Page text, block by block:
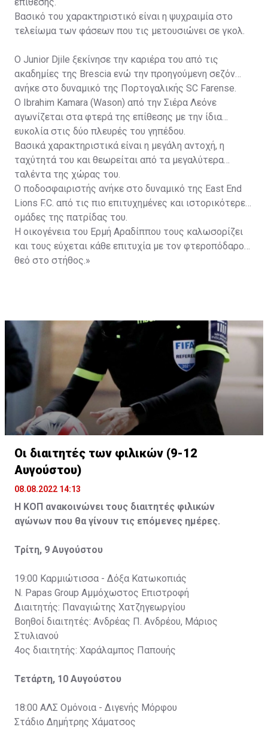
Βασικό του χαρακτηριστικό είναι η ψυχραιμία στο
τελείωμα των φάσεων που τις μετουσιώνει σε γκολ.
Ο Junior Djile ξεκίνησε την καριέρα του από τις
ακαδημίες της Brescia ενώ την προηγούμενη σεζόν
ανήκε στο δυναμικό της Πορτογαλικής SC Farense.
Ο Ibrahim Kamara (Wason) από την Σιέρα Λεόνε
αγωνίζεται στα φτερά της επίθεσης με την ίδια
ευκολία στις δύο πλευρές του γηπέδου.
Βασικά χαρακτηριστικά είναι η μεγάλη αντοχή, η
ταχύτητά του και θεωρείται από τα μεγαλύτερα
ταλέντα της χώρας του.
Ο ποδοσφαιριστής ανήκε στο δυναμικό της East End
Lions F.C. από τις πιο επιτυχημένες και ιστορικότερες
ομάδες της πατρίδας του.
Η οικογένεια του Ερμή Αραδίππου τους καλωσορίζει
και τους εύχεται κάθε επιτυχία με τον φτεροπόδαρο
θεό στο στήθος.»
Οι διαιτητές των φιλικών (9-12
Αυγούστου)
08.08.2022 14:13
Η ΚΟΠ ανακοινώνει τους διαιτητές φιλικών
αγώνων που θα γίνουν τις επόμενες ημέρες.
Τρίτη, 9 Αυγούστου
19:00 Καρμιώτισσα - Δόξα Κατωκοπιάς
N. Papas Group Αμμόχωστος Επιστροφή
Διαιτητής: Παναγιώτης Χατζηγεωργίου
Βοηθοί διαιτητές: Ανδρέας Π. Ανδρέου, Μάριος
Στυλιανού
4ος διαιτητής: Χαράλαμπος Παπουής
Τετάρτη, 10 Αυγούστου
18:00 ΑΛΣ Ομόνοια - Διγενής Μόρφου
Στάδιο Δημήτρης Χάματσος